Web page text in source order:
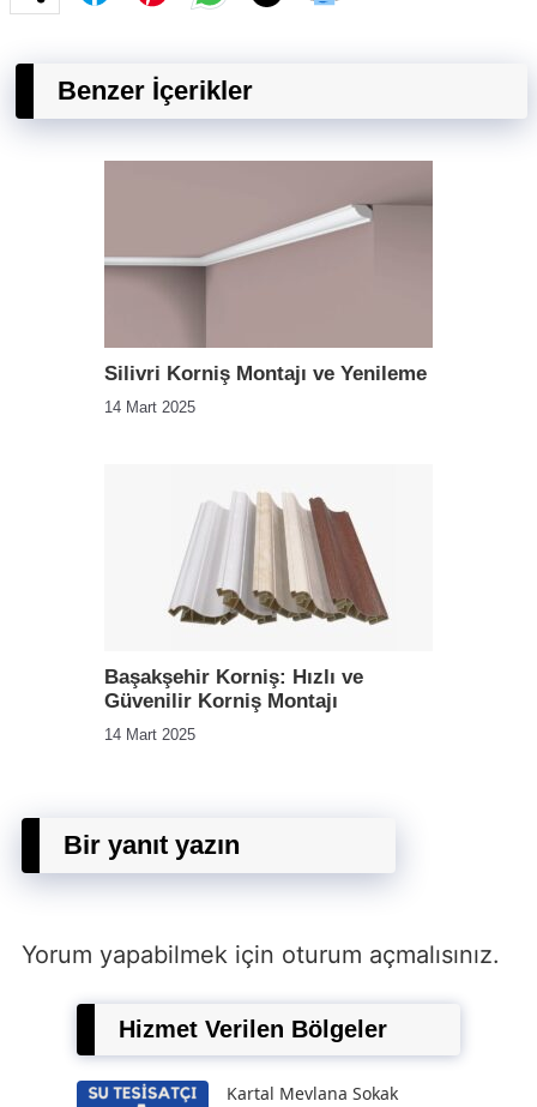
Benzer İçerikler
Silivri Korniş Montajı ve Yenileme
14 Mart 2025
Başakşehir Korniş: Hızlı ve
Güvenilir Korniş Montajı
14 Mart 2025
Bir yanıt yazın
Yorum yapabilmek için oturum açmalısınız.
Hizmet Verilen Bölgeler
Kartal Mevlana Sokak